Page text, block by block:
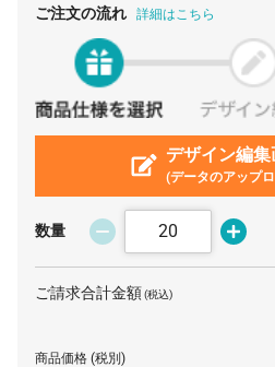
¥4,184
500 枚 ¥4,172
¥4,159
800 枚 ¥4,150
900 枚 ¥4,143
1000 枚
ご注文の流れ 詳細はこちら
デザイン編
(データのアップ
数量
ご請求合計金額(税込)
商品価格 (税別)